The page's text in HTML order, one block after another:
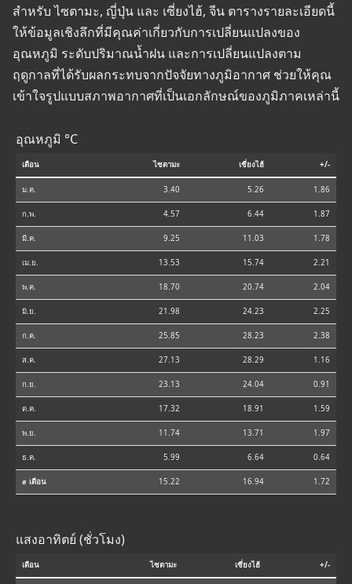
สำหรับ ไซตามะ, ญี่ปุ่น และ เซี่ยงไฮ้, จีน ตารางรายละเอียดนี้
ให้ข้อมูลเชิงลึกที่มีคุณค่าเกี่ยวกับการเปลี่ยนแปลงของ
อุณหภูมิ ระดับปริมาณน้ำฝน และการเปลี่ยนแปลงตาม
ฤดูกาลที่ได้รับผลกระทบจากปัจจัยทางภูมิอากาศ ช่วยให้คุณ
เข้าใจรูปแบบสภาพอากาศที่เป็นเอกลักษณ์ของภูมิภาคเหล่านี้
อุณหภูมิ °C
เดือน ไซตามะ เซี่ยงไฮ้ +/-
ม.ค. 3.40 5.26 1.86
ก.พ. 4.57 6.44 1.87
มี.ค. 9.25 11.03 1.78
เม.ย. 13.53 15.74 2.21
พ.ค. 18.70 20.74 2.04
มิ.ย. 21.98 24.23 2.25
ก.ค. 25.85 28.23 2.38
ส.ค. 27.13 28.29 1.16
ก.ย. 23.13 24.04 0.91
ต.ค. 17.32 18.91 1.59
พ.ย. 11.74 13.71 1.97
ธ.ค. 5.99 6.64 0.64
⌀ เดือน 15.22 16.94 1.72
แสงอาทิตย์ (ชั่วโมง)
เดือน ไซตามะ เซี่ยงไฮ้ +/-